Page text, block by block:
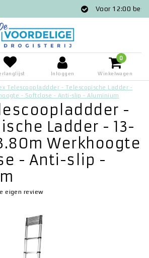
Voor 12:00 besteld = zelfde dag
Inloggen
0
Winkelwagen
Telescoopladdder - Telescopische Ladder -
- Softclose - Anti-slip - Aluminium
-
Ladder - 13-
Werkhoogte
- Anti-slip -
eigen review